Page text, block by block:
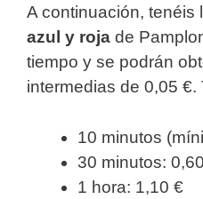
A continuación, tenéis
azul y roja de
tiempo y se podrán
intermedias de 0,05 €.
10 minutos
30 minutos:
1 hora: 1,10 €